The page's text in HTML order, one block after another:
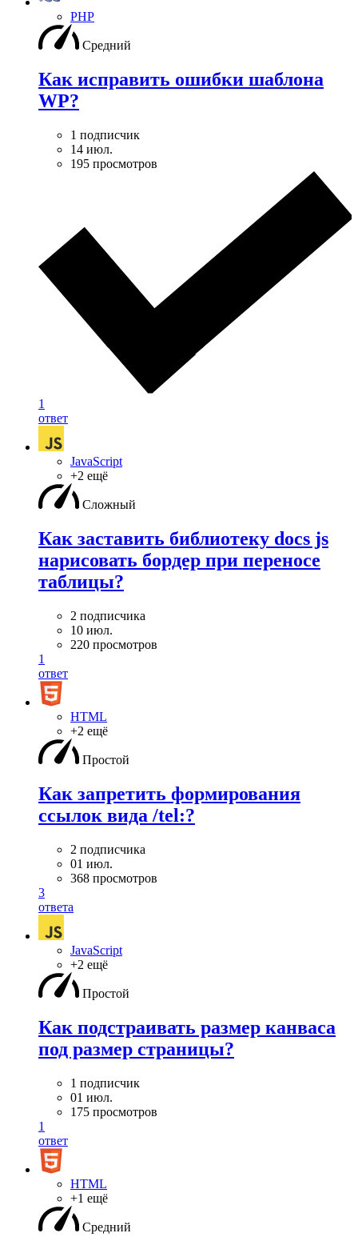
PHP
Средний
Как исправить ошибки шаблона
WP?
1 подписчик
14 июл.
195 просмотров
1
ответ
JavaScript
+2 ещё
Сложный
Как заставить библиотеку docs js
нарисовать бордер при переносе
таблицы?
2 подписчика
10 июл.
220 просмотров
1
ответ
HTML
+2 ещё
Простой
Как запретить формирования
ссылок вида /tel:?
2 подписчика
01 июл.
368 просмотров
3
ответа
JavaScript
+2 ещё
Простой
Как подстраивать размер канваса
под размер страницы?
1 подписчик
01 июл.
175 просмотров
1
ответ
HTML
+1 ещё
Средний